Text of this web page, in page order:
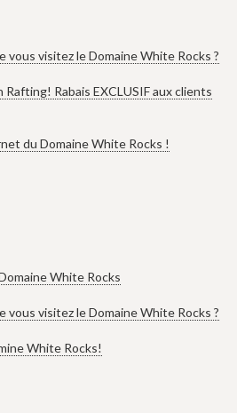
vous visitez le Domaine White Rocks ?
Rafting! Rabais EXCLUSIF aux clients
du Domaine White Rocks !
White Rocks
vous visitez le Domaine White Rocks ?
White Rocks!